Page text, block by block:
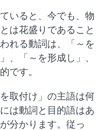
いると、今でも、物
は花盛りであること
れる動詞は、「～を
、「～を形成し」、
です。
取付け」の主語は何
は動詞と目的語はあ
分かります。従っ